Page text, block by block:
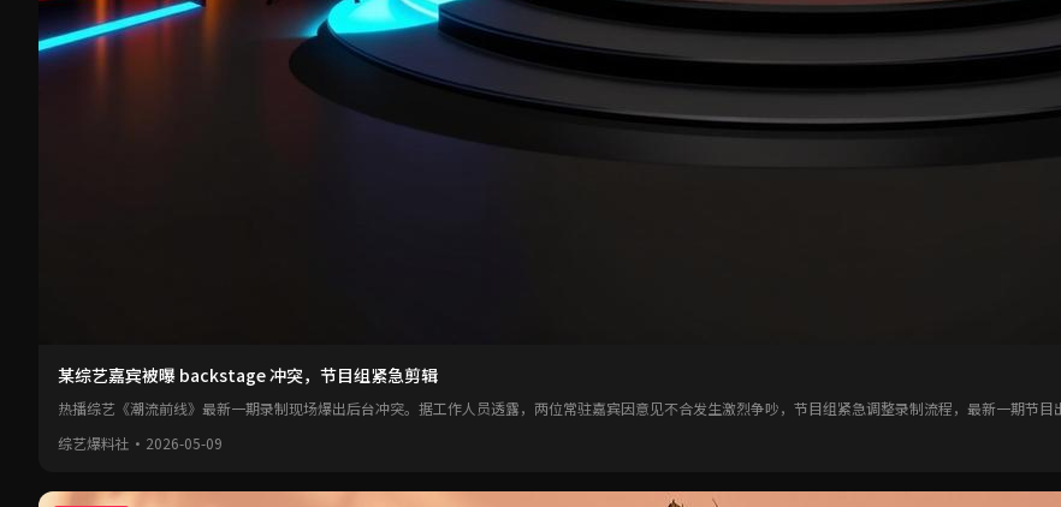
某综艺嘉宾被曝 backstage 冲突，节目组紧急剪辑
热播综艺《潮流前线》最新一期录制现场爆出后台冲突。据工作人员透露，两位常驻嘉宾因意见不合发生激烈争吵，节目组紧急调整录制流程，最新一期节目
综艺爆料社 · 2026-05-09